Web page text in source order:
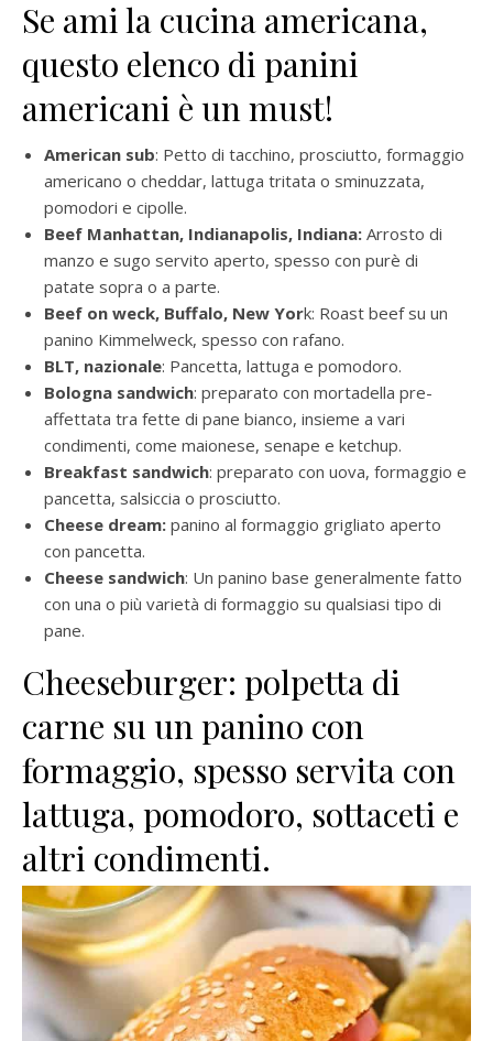
Se ami la cucina americana,
questo elenco di panini
americani è un must!
American sub: Petto di tacchino, prosciutto, formaggio
americano o cheddar, lattuga tritata o sminuzzata,
pomodori e cipolle.
Beef Manhattan, Indianapolis, Indiana: Arrosto di
manzo e sugo servito aperto, spesso con purè di
patate sopra o a parte.
Beef on weck, Buffalo, New York: Roast beef su un
panino Kimmelweck, spesso con rafano.
BLT, nazionale: Pancetta, lattuga e pomodoro.
Bologna sandwich: preparato con mortadella pre-
affettata tra fette di pane bianco, insieme a vari
condimenti, come maionese, senape e ketchup.
Breakfast sandwich: preparato con uova, formaggio e
pancetta, salsiccia o prosciutto.
Cheese dream: panino al formaggio grigliato aperto
con pancetta.
Cheese sandwich: Un panino base generalmente fatto
con una o più varietà di formaggio su qualsiasi tipo di
pane.
Cheeseburger: polpetta di
carne su un panino con
formaggio, spesso servita con
lattuga, pomodoro, sottaceti e
altri condimenti.